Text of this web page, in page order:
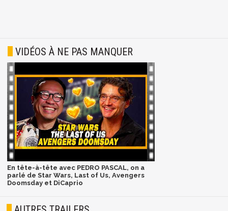
VIDÉOS À NE PAS MANQUER
En tête-à-tête avec PEDRO PASCAL, on a
parlé de Star Wars, Last of Us, Avengers
Doomsday et DiCaprio